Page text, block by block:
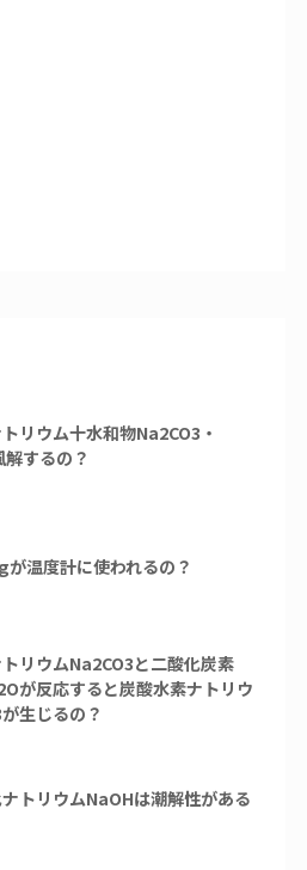
リウム十水和物Na2CO3・
するの？
が温度計に使われるの？
リウムNa2CO3と二酸化炭素
が反応すると炭酸水素ナトリウ
生じるの？
トリウムNaOHは潮解性がある